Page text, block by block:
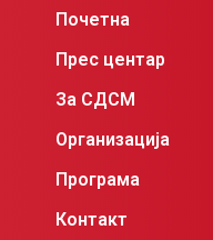
Почетна
Прес центар
За СДСМ
Организација
Програма
Контакт